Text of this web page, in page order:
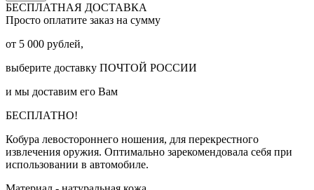
БЕСПЛАТНАЯ ДОСТАВКА
Просто оплатите заказ на сумму
от 5 000 рублей,
выберите доставку ПОЧТОЙ РОССИИ
и мы доставим его Вам
БЕСПЛАТНО!
Кобура левостороннего ношения, для перекрестного
извлечения оружия. Оптимально зарекомендовала себя при
использовании в автомобиле.